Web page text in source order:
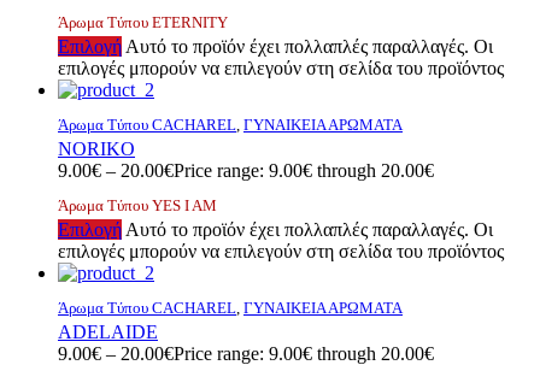
Άρωμα Τύπου ETERNITY
Επιλογή Αυτό το προϊόν έχει πολλαπλές παραλλαγές. Οι
επιλογές μπορούν να επιλεγούν στη σελίδα του προϊόντος
Άρωμα Τύπου CACHAREL ΓΥΝΑΙΚΕΙΑ ΑΡΩΜΑΤΑ
NORIKO
9.00€ – 20.00€Price range: 9.00€ through 20.00€
Άρωμα Τύπου YES I AM
Επιλογή Αυτό το προϊόν έχει πολλαπλές παραλλαγές. Οι
επιλογές μπορούν να επιλεγούν στη σελίδα του προϊόντος
Άρωμα Τύπου CACHAREL ΓΥΝΑΙΚΕΙΑ ΑΡΩΜΑΤΑ
ADELAIDE
9.00€ – 20.00€Price range: 9.00€ through 20.00€